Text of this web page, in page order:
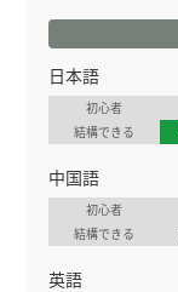
日本語
初心者
結構できる
中国語
初心者
結構できる
英語